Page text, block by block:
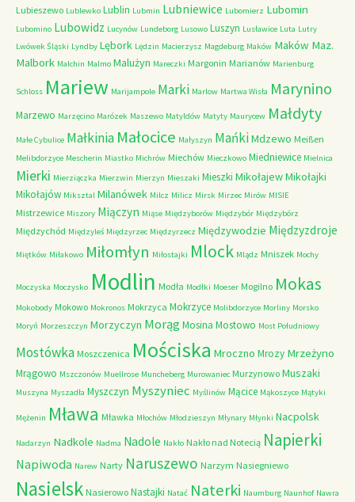
Lubieszewo Lublewko Lublin Lubmin Lubniewice Lubomierz Lubomin
Lubomino Lubowidz Lucynów Lundeborg Lusowo Luszyn Lusławice Luta Lutry
Lwówek Śląski Lyndby Lębork Lędzin Macierzysz Magdeburg Maków Maków Maz.
Malbork Malchin Malmo Malużyn Mareczki Margonin Marianów Marienburg
Schloss Mariew Marijampole Marki Marlow Martwa Wisła Marynino
Marzewo Marzęcino Marózek Maszewo Matyldów Matyty Maurycew Małdyty
Małe Cybulice Małkinia Małocice Małyszyn MańkiMdzewo Meißen
Melibdorzyce Mescherin Miastko Michrów Miechów Mieczkowo Miedniewice Mielnica
Mierki Mierziączka Mierzwin Mierzyn Mieszaki Mieszki MikołajewMikołajki
Mikołajów Miksztal Milanówek Milcz Milicz Mirsk Mirzec Mirów MISIE
Mistrzewice Miszory Miączyn Miąse Międzyborów Międzybór Międzybórz
Międzychód Międzyleś Międzyrzec Międzyrzecz Międzywodzie Międzyzdroje
Miętków Miłakowo Miłomłyn Miłostajki Mlock Mlądz Mniszek Mochy
Moczyska Moczysko Modlin Modła Modłki Moeser Mogilno Mokas
Mokobody Mokowo Mokronos Mokrzyca Mokrzyce Molibdorzyce Morliny Morsko
Moryń Morzeszczyn Morzyczyn MorągMosina Mostowo Most Południowy
Mostówka Moszczenica Mościska Mroczno Mrozy Mrzeżyno
Mrągowo Mszczonów Muellrose Muncheberg Murowaniec Murzynowo Muszaki
Muszyna Myszadła Myszczyn Myszyniec Myślinów Mącice Mąkoszyce Mątyki
Mężenin Mława Mławka Młochów Młodzieszyn Młynary Młynki Nacpolsk
Nadarzyn Nadkole Nadma Nadole Nakło Nakło nad Notecią Napierki
Napiwoda Narew Narty Naruszewo Narzym Nasiegniewo
Nasielsk Nasierowo Nastajki Natać Naterki Naumburg Naunhof Nawra